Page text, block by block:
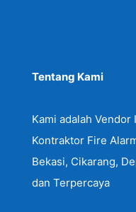
Tentang Kami
Kami adalah
Kontraktor Fire
Bekasi, Cikarang,
dan Terpercaya